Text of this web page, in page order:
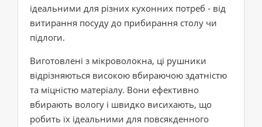
ідеальними для різних кухонних потреб - від
витирання посуду до прибирання столу чи
підлоги.
Виготовлені з мікроволокна, ці рушники
відрізняються високою вбираючою здатністю
та міцністю матеріалу. Вони ефективно
вбирають вологу і швидко висихають, що
робить їх ідеальними для повсякденного